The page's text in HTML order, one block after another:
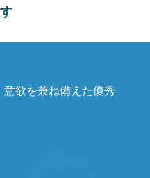
欲を兼ね備えた優秀